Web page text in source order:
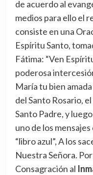
de acuerdo al
medios para ello el
consiste en una
Espíritu Santo,
Fátima: “Ven
poderosa
María tu bien
del Santo Rosario,
Santo Padre, y
uno de los
“libro azul”, A los
Nuestra Señora.
Consagración al